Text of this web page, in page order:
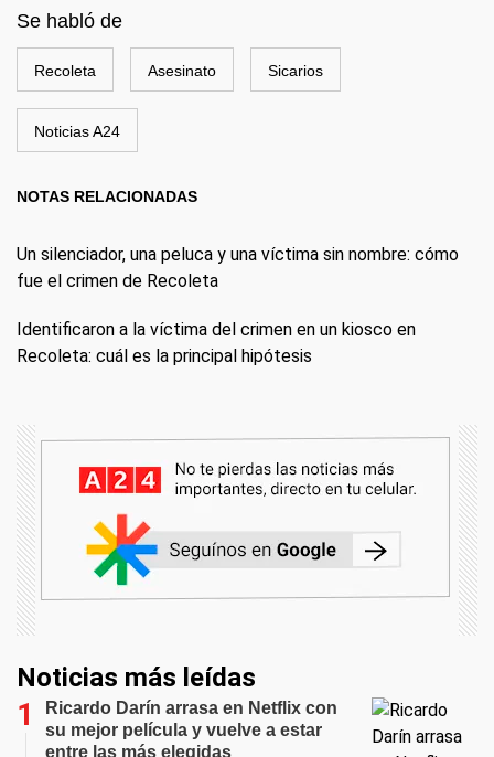
Se habló de
Recoleta Asesinato Sicarios
Noticias A24
NOTAS RELACIONADAS
Un silenciador, una peluca y una víctima sin nombre: cómo
fue el crimen de Recoleta
Identificaron a la víctima del crimen en un kiosco en
Recoleta: cuál es la principal hipótesis
Noticias más leídas
Ricardo Darín arrasa en Netflix con
su mejor película y vuelve a estar
entre las más elegidas